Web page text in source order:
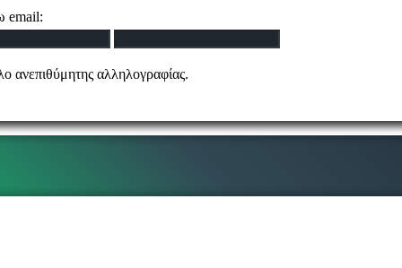
email:
ανεπιθύμητης αλληλογραφίας.